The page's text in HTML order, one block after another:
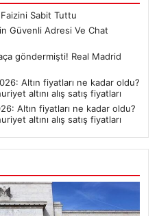
Sabit Tuttu
Güvenli Adresi Ve Chat
göndermişti! Real Madrid
Altın fiyatları ne kadar oldu?
altını alış satış fiyatları
Altın fiyatları ne kadar oldu?
altını alış satış fiyatları